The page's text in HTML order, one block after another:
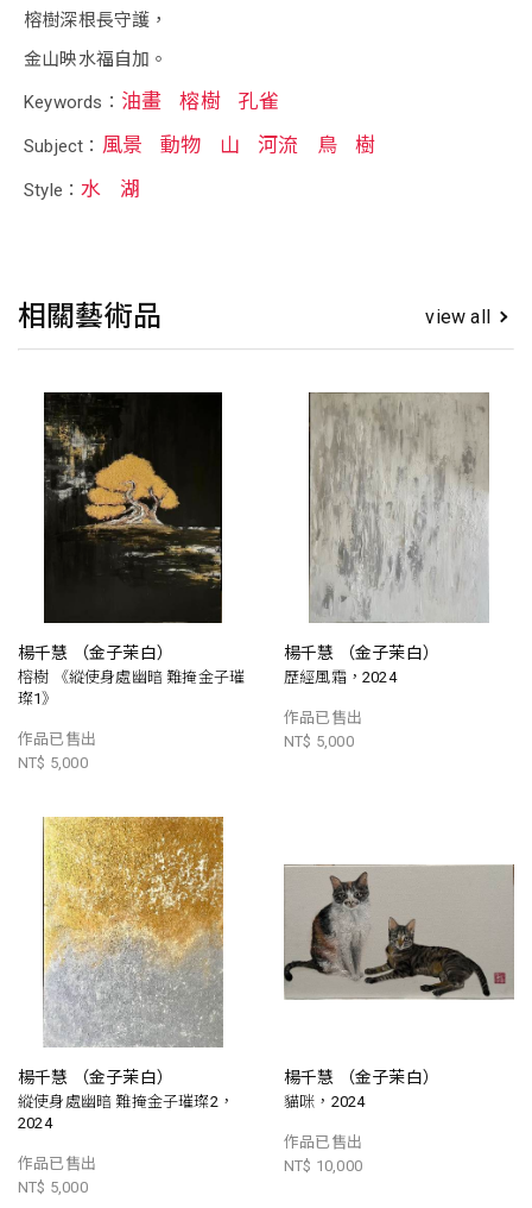
榕樹深根長守護，
金山映水福自加。
Keywords： 油畫 榕樹 孔雀
Subject： 風景 動物 山 河流 鳥 樹
Style：水 湖
相關藝術品 view all
楊千慧 （金子茉白）
榕樹 《縱使身處幽暗 難掩金子璀
璨1》
作品已售出
NT$ 5,000
楊千慧 （金子茉白）
歷經風霜，2024
作品已售出
NT$ 5,000
楊千慧 （金子茉白）
縱使身處幽暗 難掩金子璀璨2，
2024
作品已售出
NT$ 5,000
楊千慧 （金子茉白）
貓咪，2024
作品已售出
NT$ 10,000